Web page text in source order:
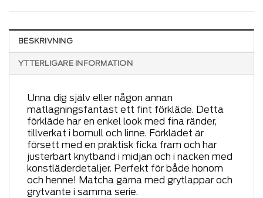
BESKRIVNING
YTTERLIGARE INFORMATION
Unna dig själv eller någon annan
matlagningsfantast ett fint förkläde. Detta
förkläde har en enkel look med fina ränder,
tillverkat i bomull och linne. Förklädet är
försett med en praktisk ficka fram och har
justerbart knytband i midjan och i nacken med
konstläderdetaljer. Perfekt för både honom
och henne! Matcha gärna med grytlappar och
grytvante i samma serie.